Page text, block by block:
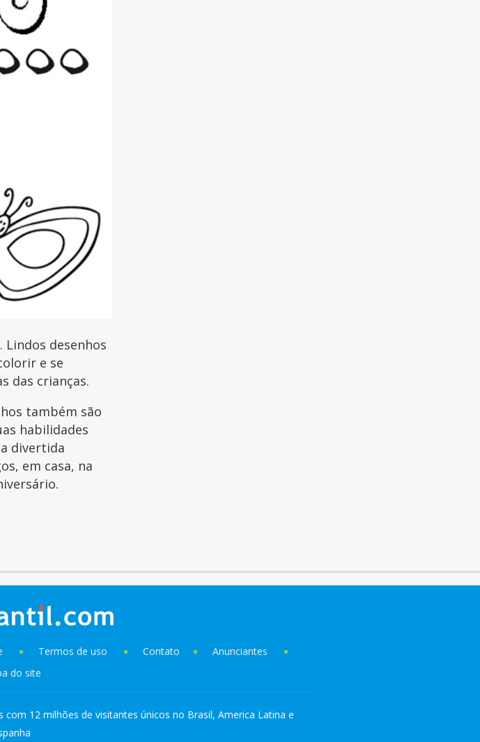
desenhos
e se
das crianças.
também são
habilidades
divertida
em casa, na
Termos de uso Contato
Anunciantes
do site
12 milhões de visitantes únicos no Brasil, America Latina e